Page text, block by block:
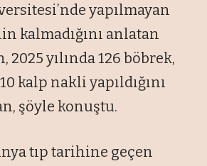
yapılmayan
kalmadığını anlatan
2025 yılında 126 böbrek,
kalp nakli yapıldığını
şöyle konuştu.
tıp tarihine geçen